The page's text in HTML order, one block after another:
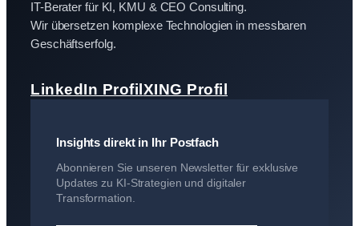
IT-Berater für KI, KMU & CEO Consulting.
Wir übersetzen komplexe Technologien in messbaren
Geschäftserfolg.
LinkedIn ProfilXING Profil
Insights direkt in Ihr Postfach
Abonnieren Sie unseren Newsletter für exklusive
Updates zu KI-Strategien und digitaler
Transformation.